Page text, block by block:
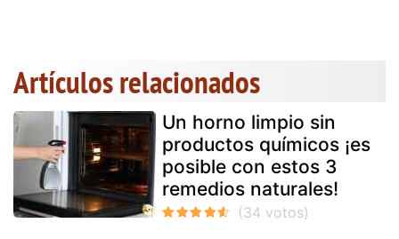
Artículos relacionados
Un horno limpio sin
productos químicos ¡es
posible con estos 3
remedios naturales!